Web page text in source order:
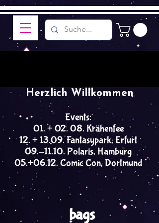
Events:
01. + 02. 08. Krähenfee
12. + 13.09. Fantasypark, Erfurt
09.-11.10. Polaris, Hamburg
05.+06.12. Comic Con, Dortmund
Herzlich Willkommen
bags